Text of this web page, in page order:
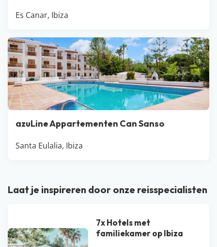
Es Canar, Ibiza
azuLine Appartementen Can Sanso
Santa Eulalia, Ibiza
Laat je inspireren door onze reisspecialisten
7x Hotels met
familiekamer op Ibiza